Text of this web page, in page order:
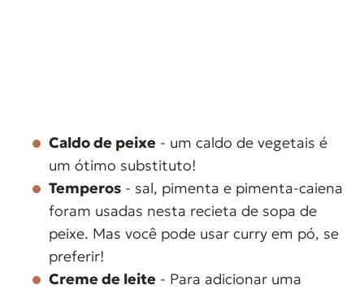
Caldo de peixe - um caldo de vegetais é
um ótimo substituto!
Temperos - sal, pimenta e pimenta-caiena
foram usadas nesta recieta de sopa de
peixe. Mas você pode usar curry em pó, se
preferir!
Creme de leite - Para adicionar uma